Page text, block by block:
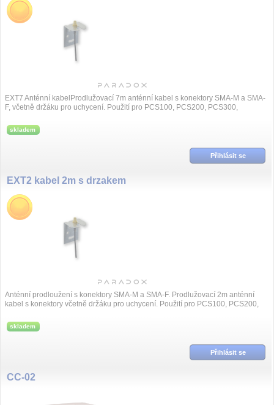
EXT7 Anténní kabelProdlužovací 7m anténní kabel s konektory SMA-M a SMA-
F, včetně držáku pro uchycení. Použití pro PCS100, PCS200, PCS300,
skladem
Přihlásit se
EXT2 kabel 2m s drzakem
Anténní prodloužení s konektory SMA-M a SMA-F. Prodlužovací 2m anténní
kabel s konektory včetně držáku pro uchycení. Použití pro PCS100, PCS200,
skladem
Přihlásit se
CC-02